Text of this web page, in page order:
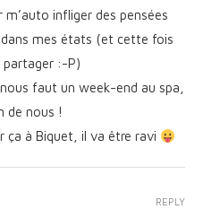
infliger des pensées
mes états (et cette fois
partager :-P)
faut un week-end au spa,
de nous !
ça à Biquet, il va être ravi
REPLY